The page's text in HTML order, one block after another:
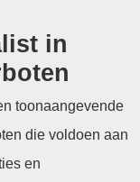
in
toonaangevende
die voldoen aan
en